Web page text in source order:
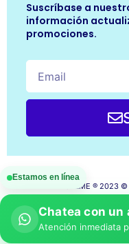
Estamos en línea
Chatea con un
Atención inmediata
Suscríbase a
información
promociones.
GALME ® 2023